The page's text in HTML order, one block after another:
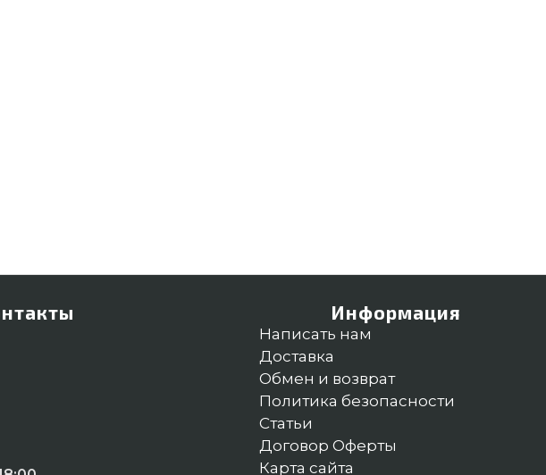
Информация
Написать нам
Доставка
Обмен и возврат
Политика безопасности
Статьи
Договор Оферты
Карта сайта